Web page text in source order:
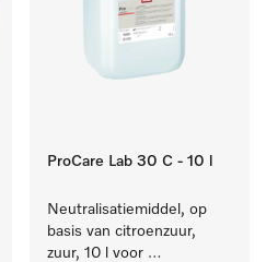
ProCare Lab 30 C - 10 l
Neutralisatiemiddel, op
basis van citroenzuur,
zuur, 10 l voor